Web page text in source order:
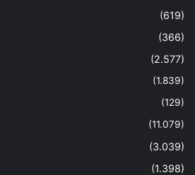
(619)
(366)
(2.577)
(1.839)
(129)
(11.079)
(3.039)
(1.398)